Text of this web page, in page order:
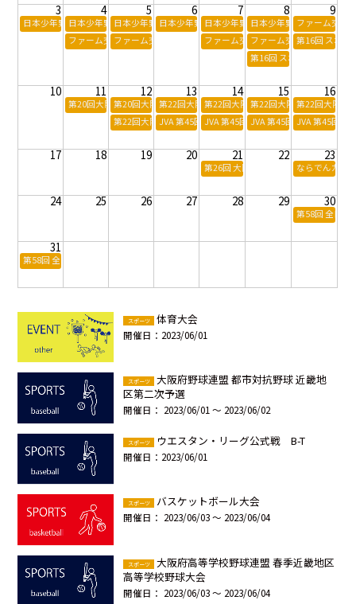
3
日本少年野球連盟 第55回 日本少年野球選手権大会
4
日本少年野球連盟 第55回 日本少年野球選手権大会
ファーム交流戦 B-A
5
日本少年野球連盟 第55回 日本少年野球選手権大会
ファーム交流戦 B-A
6
日本少年野球連盟 第55回 日本少年野球選手権大会
7
日本少年野球連盟 第55回 日本少年野
ファーム交流戦 B-S
8
日本少年野球連盟 第55回
ファーム交流戦 B-S
第16回 スポーツひのまる
9
ファーム交流
第16回 スポー
10 11
第20回大阪市スポーツ協会会長杯新体操ジュニア選手権大会
12
第20回大阪市スポーツ協会会長杯新体操ジュニア選手権大会
第22回大阪ニューヤングJr.大会、第11回大阪ニューヤングR
13
第22回大阪ニューヤングJr.大会、第11回大阪ニ
JVA 第45回 全日本クラブバレーボール選手権大会
14
第22回大阪ニューヤングJr.大会、第
JVA 第45回 全日本クラブバレーボー
15
第22回大阪ニューヤング
JVA 第45回 全日本クラブ
16
第22回大阪ニ
JVA 第45回
17 18 19 20 21
第26回 大阪新体操チャイルド競技会
22 23
ならでんカッ
24 25 26 27 28 29 30
第58回 全日本
31
第58回 全日本大学選抜準硬式野球大会
スポーツ 体育大会
開催日： 2023/06/01
スポーツ 大阪府野球連盟 都市対抗野球 近畿地
区第二次予選
開催日：2023/06/01 ～ 2023/06/02
スポーツ ウエスタン・リーグ公式戦 B-T
開催日： 2023/06/01
スポーツ バスケットボール大会
開催日：2023/06/03 ～ 2023/06/04
スポーツ 大阪府高等学校野球連盟 春季近畿地区
高等学校野球大会
開催日： 2023/06/03 ～ 2023/06/04